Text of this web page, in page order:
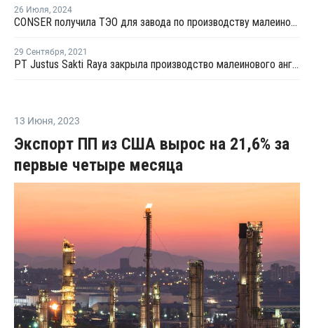
26 Июля, 2024
CONSER получила ТЭО для завода по производству малеинового ангидрида в Северной Америке
29 Сентября, 2021
PT Justus Sakti Raya закрыла производство малеинового ангидрида в Индонезии
13 Июня, 2023
Экспорт ПП из США вырос на 21,6% за
первые четыре месяца